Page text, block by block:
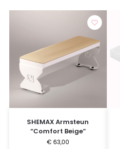
SHEMAX Armsteun
“Comfort Beige”
€ 63,00